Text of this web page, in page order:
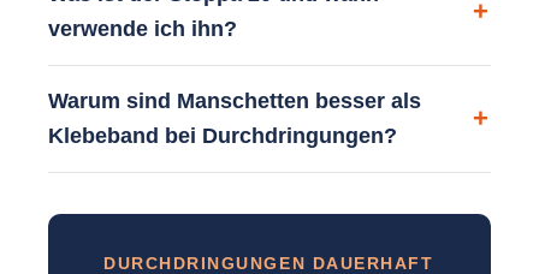
verwende ich ihn?
Warum sind Manschetten besser als
Klebeband bei Durchdringungen?
DURCHDRINGUNGEN DAUERHAFT